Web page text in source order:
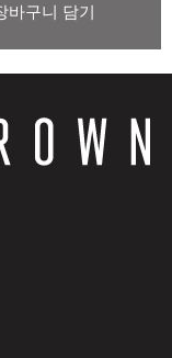
바구니 담기